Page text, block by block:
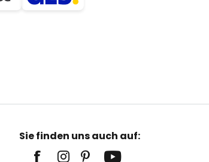
Sie finden uns auch auf: